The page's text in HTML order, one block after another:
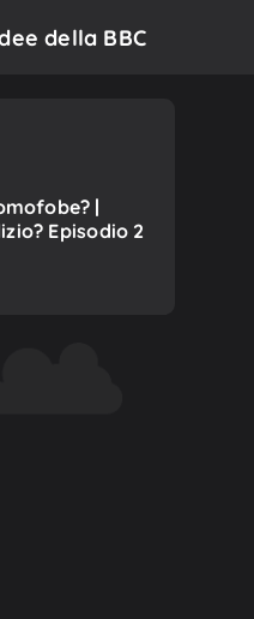
della BBC
|
Episodio 2